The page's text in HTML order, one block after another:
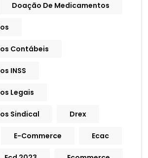
Doação De Medicamentos
Contábeis
INSS
Legais
Sindical Drex
E-Commerce Ecac